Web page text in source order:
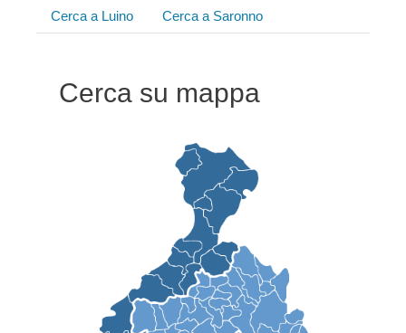
Cerca a Luino Cerca a Saronno
Cerca su mappa